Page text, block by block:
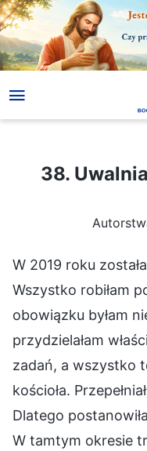
38. Uwalnianie się od
38.
W 2019 roku
Wszystko robiłam
obowiązku byłam
przydzielałam
zadań, a wszystko
kościoła.
Dlatego
W tamtym okresie